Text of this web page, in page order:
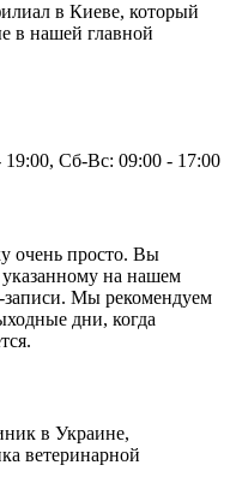
в Киеве, который
в нашей главной
Сб-Вс: 09:00 - 17:00
очень просто. Вы
на нашем
записи. Мы рекомендуем
дни, когда
в Украине,
ветеринарной